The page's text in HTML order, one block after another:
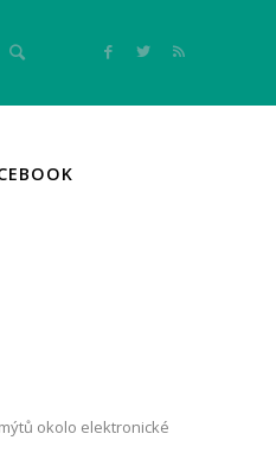
okolo elektronické